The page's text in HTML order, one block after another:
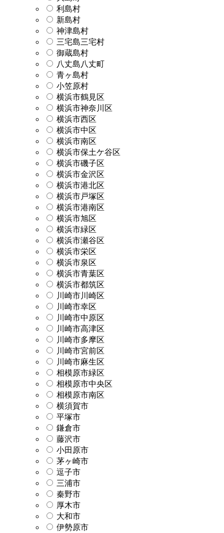
利島村
新島村
神津島村
三宅島三宅村
御蔵島村
八丈島八丈町
青ヶ島村
小笠原村
横浜市鶴見区
横浜市神奈川区
横浜市西区
横浜市中区
横浜市南区
横浜市保土ケ谷区
横浜市磯子区
横浜市金沢区
横浜市港北区
横浜市戸塚区
横浜市港南区
横浜市旭区
横浜市緑区
横浜市瀬谷区
横浜市栄区
横浜市泉区
横浜市青葉区
横浜市都筑区
川崎市川崎区
川崎市幸区
川崎市中原区
川崎市高津区
川崎市多摩区
川崎市宮前区
川崎市麻生区
相模原市緑区
相模原市中央区
相模原市南区
横須賀市
平塚市
鎌倉市
藤沢市
小田原市
茅ヶ崎市
逗子市
三浦市
秦野市
厚木市
大和市
伊勢原市